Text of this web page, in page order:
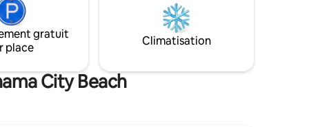
gratuit
place
Climatisation
City Beach